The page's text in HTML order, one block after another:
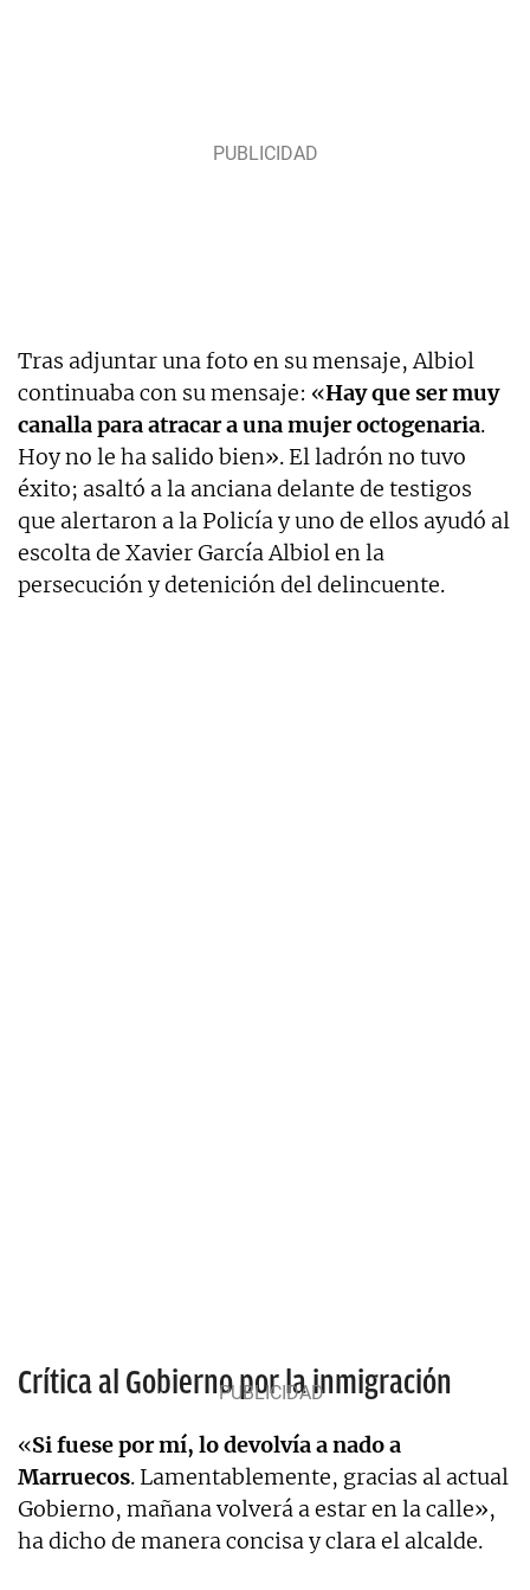
Tras adjuntar una foto en su mensaje, Albiol
continuaba con su mensaje: «Hay que ser muy
canalla para atracar a una mujer octogenaria.
Hoy no le ha salido bien». El ladrón no tuvo
éxito; asaltó a la anciana delante de testigos
que alertaron a la Policía y uno de ellos ayudó al
escolta de Xavier García Albiol en la
persecución y detenición del delincuente.
Crítica al Gobierno por la inmigración
«Si fuese por mí, lo devolvía a nado a
Marruecos. Lamentablemente, gracias al actual
Gobierno, mañana volverá a estar en la calle»,
ha dicho de manera concisa y clara el alcalde.